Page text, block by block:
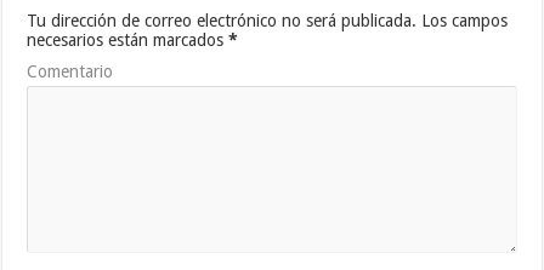
Tu dirección de correo electrónico no será publicada. Los campos
necesarios están marcados*
Comentario